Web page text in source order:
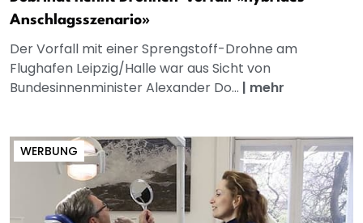
Anschlagsszenario»
Der Vorfall mit einer Sprengstoff-Drohne am
Flughafen Leipzig/Halle war aus Sicht von
Bundesinnenminister Alexander Do... | mehr
WERBUNG